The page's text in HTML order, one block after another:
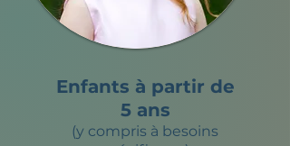
Enfants à partir de
5 ans
(y compris à besoins